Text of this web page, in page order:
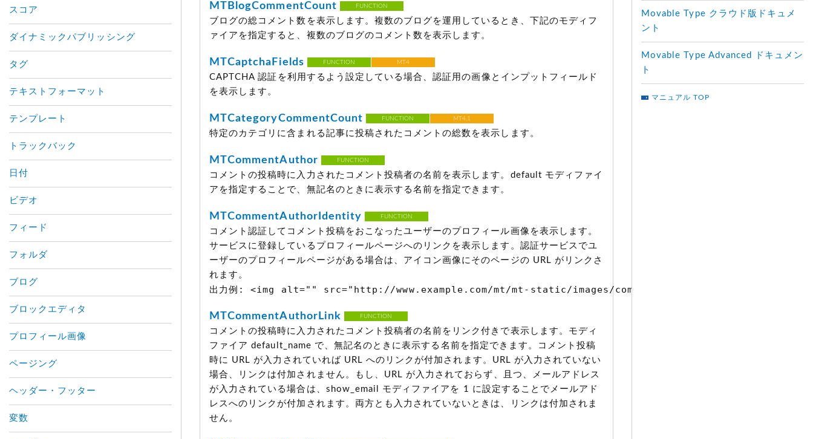
MTBlogCommentCount FUNCTION
ブログの総コメント数を表示します。複数のブログを運用しているとき、下記のモディフ
ァイアを指定すると、複数のブログのコメント数を表示します。
MTCaptchaFields FUNCTION MT4
CAPTCHA 認証を利用するよう設定している場合、認証用の画像とインプットフィールド
を表示します。
MTCategoryCommentCount FUNCTION MT4.1
特定のカテゴリに含まれる記事に投稿されたコメントの総数を表示します。
MTCommentAuthor FUNCTION
コメントの投稿時に入力されたコメント投稿者の名前を表示します。default モディファイ
アを指定することで、無記名のときに表示する名前を指定できます。
MTCommentAuthorIdentity FUNCTION
コメント認証してコメント投稿をおこなったユーザーのプロフィール画像を表示します。
サービスに登録しているプロフィールページへのリンクを表示します。認証サービスでユ
ーザーのプロフィールページがある場合は、アイコン画像にそのページの URL がリンクさ
れます。
出力例: <img alt="" src="http://www.example.com/mt/mt-static/images/comment/mt_logo.png"
MTCommentAuthorLink FUNCTION
コメントの投稿時に入力されたコメント投稿者の名前をリンク付きで表示します。モディ
ファイア default_name で、無記名のときに表示する名前を指定できます。コメント投稿
時に URL が入力されていれば URL へのリンクが付加されます。URL が入力されていない
場合、リンクは付加されません。もし、URL が入力されておらず、且つ、メールアドレス
が入力されている場合は、show_email モディファイアを 1 に設定することでメールアド
レスへのリンクが付加されます。両方とも入力されていないときは、リンクは付加されま
せん。
スコア
ダイナミックパブリッシング
タグ
テキストフォーマット
テンプレート
トラックバック
日付
ビデオ
フィード
フォルダ
ブログ
ブロックエディタ
プロフィール画像
ページング
ヘッダー・フッター
変数
Movable Type クラウド版ドキュメ
ント
Movable Type Advanced ドキュメン
ト
マニュアル TOP